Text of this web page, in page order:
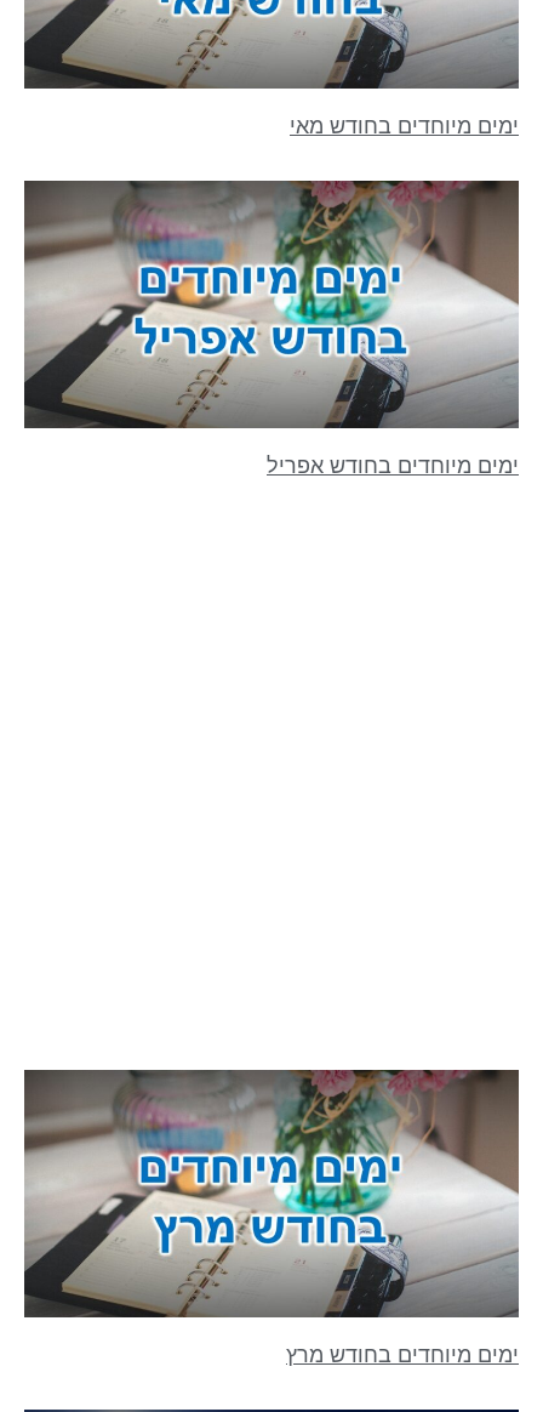
ימים מיוחדים בחודש מאי
ימים מיוחדים בחודש אפריל
ימים מיוחדים בחודש מרץ